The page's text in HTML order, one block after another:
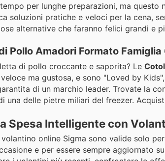
per lunghe preparazioni, ma
soluzioni pratiche e veloci per la cena,
alternative che faranno felici grandi e
Pollo Amadori Formato
di pollo croccante e saporita? Le
ma gustosa, e sono "Loved by
di un marchio leader. Trovate la
una delle pietre miliari del freezer.
Spesa Intelligente con
online Sigma sono valide solo
e per essere sempre aggiornato